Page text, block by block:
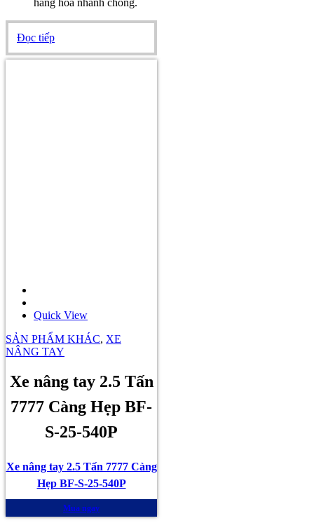
Đọc tiếp
Quick View
SẢN PHẨM KHÁC, XE
NÂNG TAY
Xe nâng tay 2.5 Tấn
7777 Càng Hẹp BF-
S-25-540P
Xe nâng tay 2.5 Tấn 7777 Càng
Hẹp BF-S-25-540P
Mua ngay